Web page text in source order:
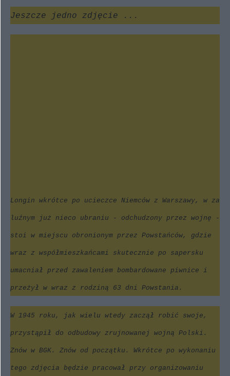
Jeszcze jedno zdjęcie ...
Longin wkrótce po ucieczce Niemców z Warszawy, w za
luźnym już nieco ubraniu - odchudzony przez wojnę -
stoi w miejscu obronionym przez Powstańców, gdzie
wraz z współmieszkańcami skutecznie po sapersku
umacniał przed zawaleniem bombardowane piwnice i
przeżył w wraz z rodziną 63 dni Powstania.
W 1945 roku, jak wielu wtedy zaczął robić swoje,
przystąpił do odbudowy zrujnowanej wojną Polski.
Znów w BGK. Znów od początku. Wkrótce po wykonaniu
tego zdjęcia będzie pracował przy organizowaniu